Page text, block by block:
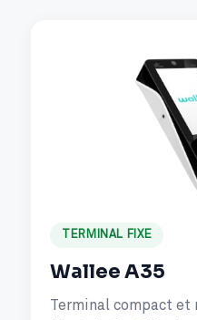
TERMINAL FIXE
Wallee A35
Terminal compact